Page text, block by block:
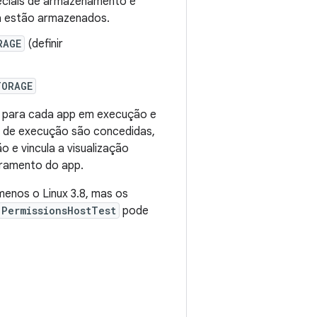
armazenados.
(definir
cada app em execução e
execução são concedidas,
e vincula a visualização
do app.
o Linux 3.8, mas os
PermissionsHostTest pode